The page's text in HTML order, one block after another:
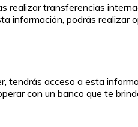
realizar transferencias
información, podrás
tendrás acceso a esta
con un banco que te